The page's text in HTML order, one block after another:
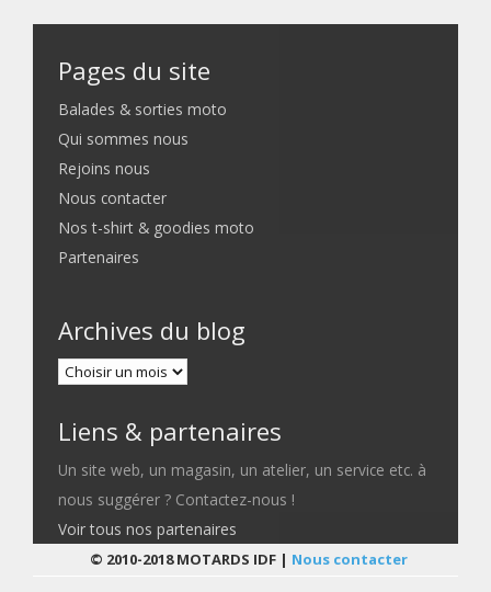
Pages du site
Balades & sorties moto
Qui sommes nous
Rejoins nous
Nous contacter
Nos t-shirt & goodies moto
Partenaires
Archives du blog
Liens & partenaires
Un site web, un magasin, un atelier, un service etc. à
nous suggérer ? Contactez-nous !
Voir tous nos partenaires
© 2010-2018 MOTARDS IDF | Nous contacter